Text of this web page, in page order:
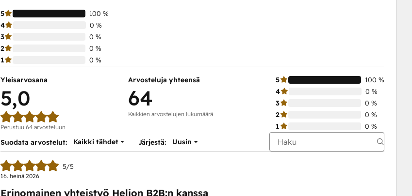
5
100 %
4
0 %
3
0 %
2
0 %
1
0 %
Yleisarvosana
5,0
Perustuu 64 arvosteluun
Arvosteluja yhteensä
64
Kaikkien arvostelujen lukumäärä
5
100 %
4
0 %
3
0 %
2
0 %
1
0 %
Suodata arvostelut:
Kaikki tähdet Järjestä: Uusin
5/5
16. heinä 2026
Erinomainen yhteistyö Helion B2B:n kanssa